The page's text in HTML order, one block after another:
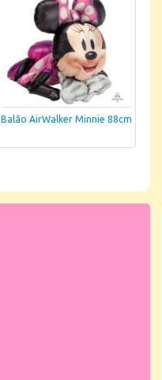
Balão AirWalker Minnie 88cm